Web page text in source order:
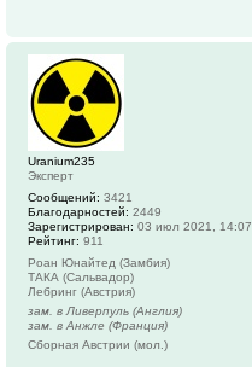
Uranium235
Эксперт
Сообщений: 3421
Благодарностей: 2449
Зарегистрирован: 03 июл 2021, 14:07
Рейтинг: 911
Роан Юнайтед (Замбия)
ТАКА (Сальвадор)
Лебринг (Австрия)
зам. в Ливерпуль (Англия)
зам. в Анжле (Франция)
Сборная Австрии (мол.)